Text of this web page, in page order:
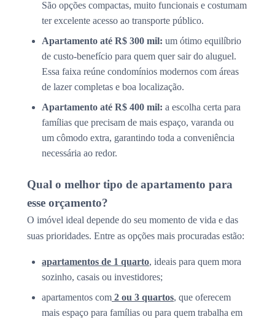
São opções compactas, muito funcionais e costumam
ter excelente acesso ao transporte público.
Apartamento até R$ 300 mil: um ótimo equilíbrio
de custo-benefício para quem quer sair do aluguel.
Essa faixa reúne condomínios modernos com áreas
de lazer completas e boa localização.
Apartamento até R$ 400 mil: a escolha certa para
famílias que precisam de mais espaço, varanda ou
um cômodo extra, garantindo toda a conveniência
necessária ao redor.
Qual o melhor tipo de apartamento para
esse orçamento?
O imóvel ideal depende do seu momento de vida e das
suas prioridades. Entre as opções mais procuradas estão:
apartamentos de 1 quarto, ideais para quem mora
sozinho, casais ou investidores;
apartamentos com 2 ou 3 quartos, que oferecem
mais espaço para famílias ou para quem trabalha em